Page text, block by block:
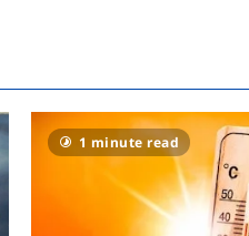
1 minute read